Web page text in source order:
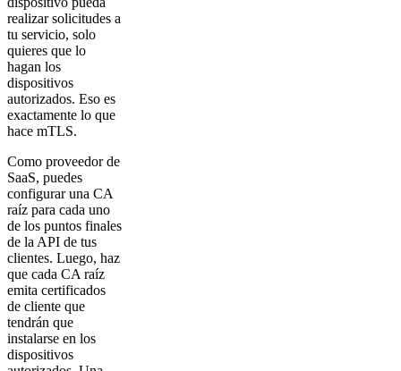
realizar solicitudes a
tu servicio, solo
quieres que lo
hagan los
dispositivos
autorizados. Eso es
exactamente lo que
hace mTLS.
Como proveedor de
SaaS, puedes
configurar una CA
raíz para cada uno
de los puntos finales
de la API de tus
clientes. Luego, haz
que cada CA raíz
emita certificados
de cliente que
tendrán que
instalarse en los
dispositivos